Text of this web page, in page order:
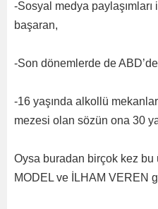
-Sosyal medya
başaran,
-Son dönemlerde de
-16 yaşında alkollü
mezesi olan sözün ona 30
Oysa buradan birçok kez
MODEL ve İLHAM VEREN